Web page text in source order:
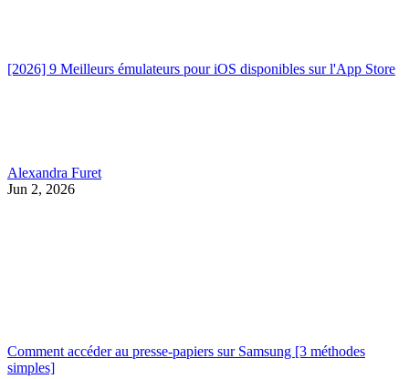
[2026] 9 Meilleurs émulateurs pour iOS disponibles sur l'App Store
Alexandra Furet
Jun 2, 2026
Comment accéder au presse-papiers sur Samsung [3 méthodes
simples]